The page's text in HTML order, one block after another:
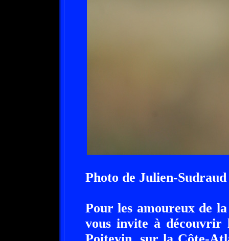
Photo de Julien-Sudraud
Pour les amoureux de
vous invite à découvrir